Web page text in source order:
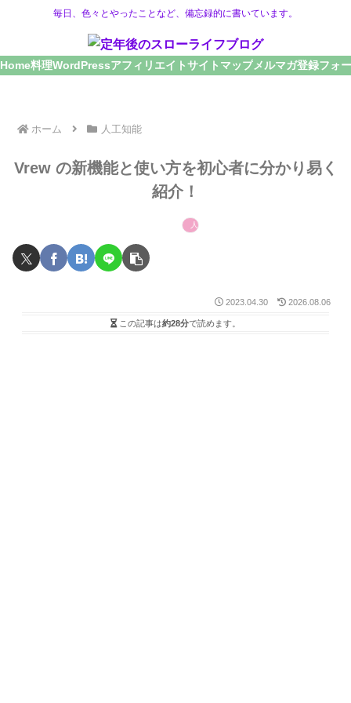
毎日、色々とやったことなど、備忘録的に書いています。
Home料理WordPressアフィリエイトサイトマップメルマガ登録フォ
ホーム 人工知能
Vrew の新機能と使い方を初心者に分かり易く
紹介！
人工知能
2023.04.30 2026.08.06
この記事は約28分で読めます。